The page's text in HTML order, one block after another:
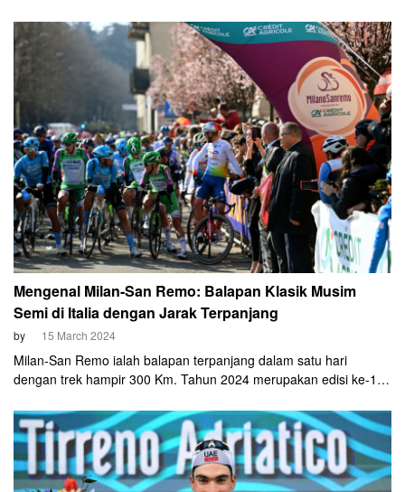
menjuarai ajang pembuka Ardennes Classic ini.
Mengenal Milan-San Remo: Balapan Klasik Musim
Semi di Italia dengan Jarak Terpanjang
by 15 March 2024
Milan-San Remo ialah balapan terpanjang dalam satu hari
dengan trek hampir 300 Km. Tahun 2024 merupakan edisi ke-115